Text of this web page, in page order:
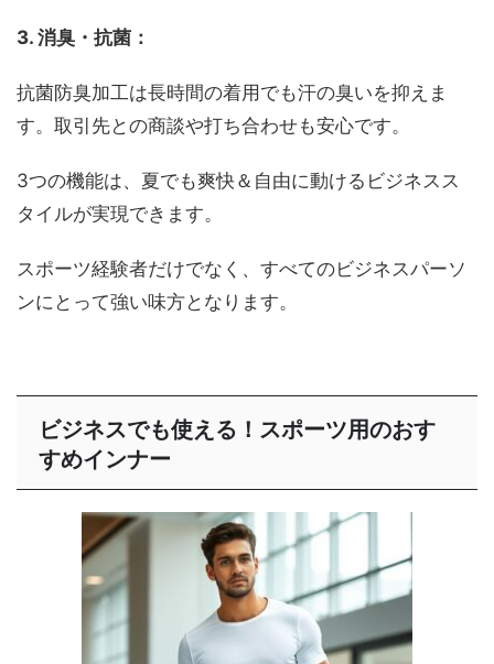
3. 消臭・抗菌：
抗菌防臭加工は長時間の着用でも汗の臭いを抑えま
す。取引先との商談や打ち合わせも安心です。
3つの機能は、夏でも爽快＆自由に動けるビジネスス
タイルが実現できます。
スポーツ経験者だけでなく、すべてのビジネスパーソ
ンにとって強い味方となります。
ビジネスでも使える！スポーツ用のおす
すめインナー